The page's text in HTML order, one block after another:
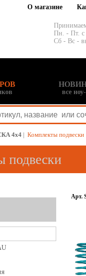
О магазине
Пн. - Пт. с
Сб - Вс -
все
4x4 | Комплекты подвески
подвески
Арт.